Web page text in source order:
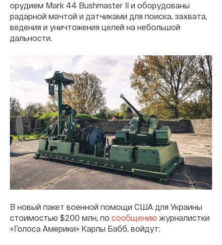
орудием Mark 44 Bushmaster II и оборудованы
радарной мачтой и датчиками для поиска, захвата,
ведения и уничтожения целей на небольшой
дальности.
В новый пакет военной помощи США для Украины
стоимостью $200 млн, по сообщению журналистки
«Голоса Америки» Карлы Бабб, войдут: